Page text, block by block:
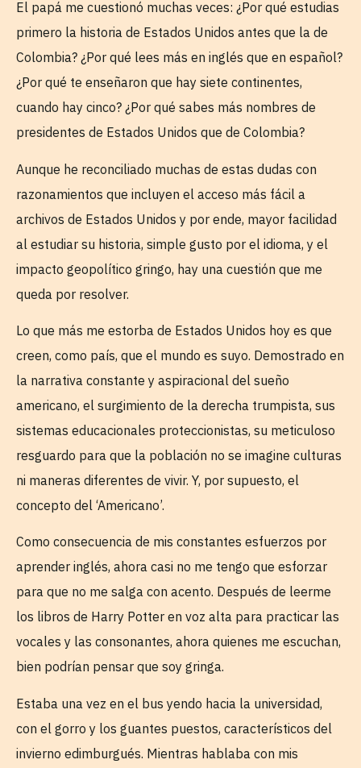
El papá me cuestionó muchas veces: ¿Por qué estudias
primero la historia de Estados Unidos antes que la de
Colombia? ¿Por qué lees más en inglés que en español?
¿Por qué te enseñaron que hay siete continentes,
cuando hay cinco? ¿Por qué sabes más nombres de
presidentes de Estados Unidos que de Colombia?
Aunque he reconciliado muchas de estas dudas con
razonamientos que incluyen el acceso más fácil a
archivos de Estados Unidos y por ende, mayor facilidad
al estudiar su historia, simple gusto por el idioma, y el
impacto geopolítico gringo, hay una cuestión que me
queda por resolver.
Lo que más me estorba de Estados Unidos hoy es que
creen, como país, que el mundo es suyo. Demostrado en
la narrativa constante y aspiracional del sueño
americano, el surgimiento de la derecha trumpista, sus
sistemas educacionales proteccionistas, su meticuloso
resguardo para que la población no se imagine culturas
ni maneras diferentes de vivir. Y, por supuesto, el
concepto del ‘Americano’.
Como consecuencia de mis constantes esfuerzos por
aprender inglés, ahora casi no me tengo que esforzar
para que no me salga con acento. Después de leerme
los libros de Harry Potter en voz alta para practicar las
vocales y las consonantes, ahora quienes me escuchan,
bien podrían pensar que soy gringa.
Estaba una vez en el bus yendo hacia la universidad,
con el gorro y los guantes puestos, característicos del
invierno edimburgués. Mientras hablaba con mis